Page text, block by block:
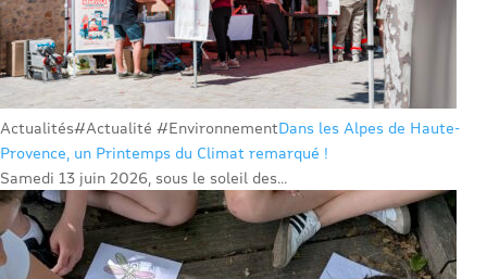
Actualités#Actualité #EnvironnementDans les Alpes de Haute-
Provence, un Printemps du Climat remarqué !
Samedi 13 juin 2026, sous le soleil des...